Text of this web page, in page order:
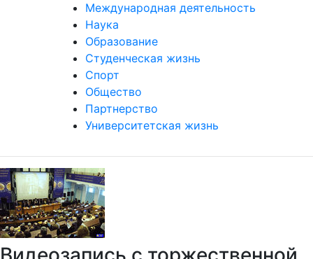
Международная деятельность
Наука
Образование
Студенческая жизнь
Спорт
Общество
Партнерство
Университетская жизнь